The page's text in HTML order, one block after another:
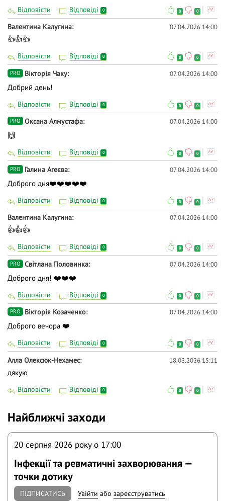
Відповісти Відповіді 0 0 0
Валентина Калугина 07.04.2026 14:00
👍👍👍
Відповісти Відповіді 0 0 0
PRO Вiкторiя Чаку 07.04.2026 14:00
Добрий день!
Відповісти Відповіді 0 0 0
PRO Оксана Алмустафа 07.04.2026 14:00
🙌
Відповісти Відповіді 0 0 0
PRO Галина Агеєва 07.04.2026 14:00
Доброго дня❤️❤️❤️❤️❤️
Відповісти Відповіді 0 0 0
Валентина Калугина 07.04.2026 14:00
👍👍👍
Відповісти Відповіді 0 0 0
PRO Світлана Половинка 07.04.2026 14:00
Доброго дня! ❤️❤️❤️
Відповісти Відповіді 0 0 0
PRO Вікторія Козаченко 07.04.2026 14:00
Доброго вечора ❤️
Відповісти Відповіді 0 0 0
Алла Олексюк-Нехамес 18.03.2026 15:11
дякую
Відповісти Відповіді 0 0 0
Найближчі заходи
20 серпня 2026 року o 17:00
Інфекції та ревматичні захворювання —
точки дотику
ПІДПИСАТИСЬ Увійти абозареєструватись